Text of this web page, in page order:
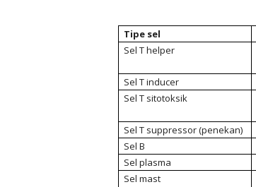
Tipe sel
Sel T helper
Sel T inducer
Sel T sitotoksik
Sel T suppressor (penekan)
Sel B
Sel plasma
Sel mast